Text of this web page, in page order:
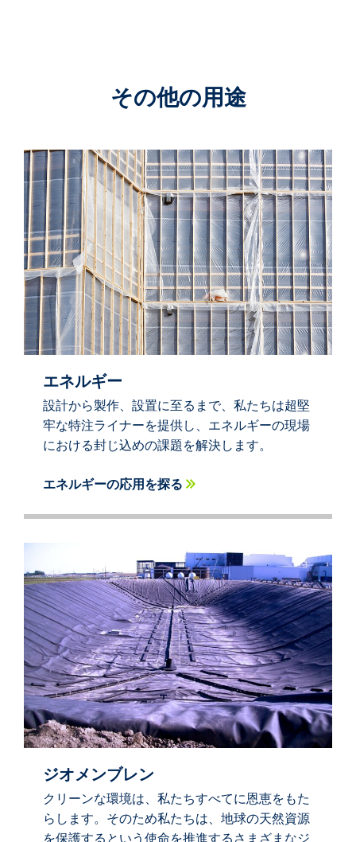
その他の用途
エネルギー
設計から製作、設置に至るまで、私たちは超堅
牢な特注ライナーを提供し、エネルギーの現場
における封じ込めの課題を解決します。
エネルギーの応用を探る
ジオメンブレン
クリーンな環境は、私たちすべてに恩恵をもた
らします。そのため私たちは、地球の天然資源
を保護するという使命を推進するさまざまなジ